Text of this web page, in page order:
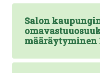
Salon
määräytyminen